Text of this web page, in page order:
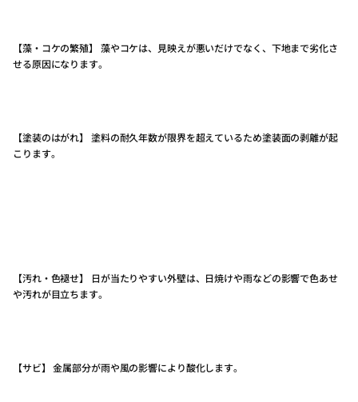
【藻・コケの繁殖】 藻やコケは、見映えが悪いだけでなく、下地まで劣化さ
せる原因になります。
【塗装のはがれ】 塗料の耐久年数が限界を超えているため塗装面の剥離が起
こります。
【汚れ・色褪せ】 日が当たりやすい外壁は、日焼けや雨などの影響で色あせ
や汚れが目立ちます。
【サビ】 金属部分が雨や風の影響により酸化します。